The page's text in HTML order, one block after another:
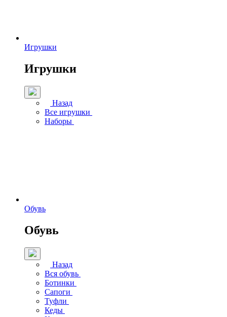
Игрушки
Игрушки
Назад
Все игрушки
Наборы
Обувь
Обувь
Назад
Вся обувь
Ботинки
Сапоги
Туфли
Кеды